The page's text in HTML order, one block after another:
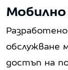
обслужване
достъп на